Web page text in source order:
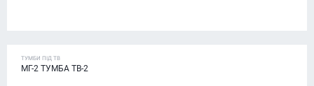
ТУМБИ ПІД ТВ
МГ-2 ТУМБА ТВ-2